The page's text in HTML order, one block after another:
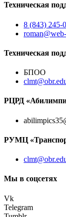
Техническая
8 (843) 245-
Техническая
БПОО
РЦРД
РУМЦ
Мы в соцсетях
Vk
Telegram